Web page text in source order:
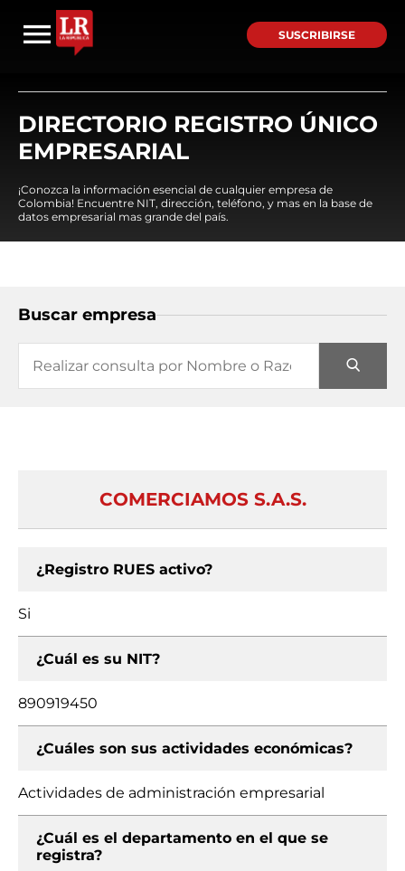
SUSCRIBIRSE
DIRECTORIO REGISTRO ÚNICO
EMPRESARIAL
¡Conozca la información esencial de cualquier empresa de
Colombia! Encuentre NIT, dirección, teléfono, y mas en la base de
datos empresarial mas grande del país.
Buscar empresa
COMERCIAMOS S.A.S.
¿Registro RUES activo?
Si
¿Cuál es su NIT?
890919450
¿Cuáles son sus actividades económicas?
Actividades de administración empresarial
¿Cuál es el departamento en el que se
registra?